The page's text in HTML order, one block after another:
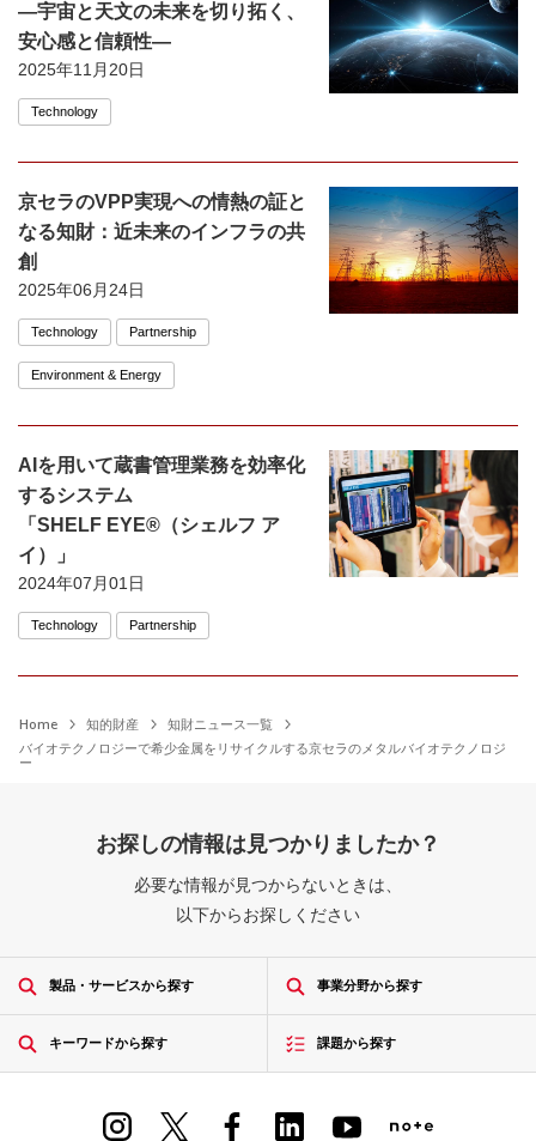
―宇宙と天文の未来を切り拓く、
安心感と信頼性―
2025年11月20日
Technology
京セラのVPP実現への情熱の証と
なる知財：近未来のインフラの共
創
2025年06月24日
Technology Partnership
Environment & Energy
AIを用いて蔵書管理業務を効率化
するシステム
「SHELF EYE®（シェルフ ア
イ）」
2024年07月01日
Technology Partnership
Home 知的財産
知財ニュース一覧
バイオテクノロジーで希少金属をリサイクルする京セラのメタルバイオテクノロジ
ー
お探しの情報は見つかりましたか？
必要な情報が見つからないときは、
以下からお探しください
製品・サービスから探す 事業分野から探す
キーワードから探す 課題から探す